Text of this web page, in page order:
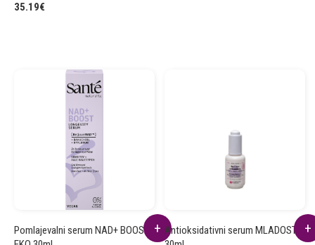
35.19€
Pomlajevalni serum NAD+ BOOST
Antioksidativni serum MLADOST